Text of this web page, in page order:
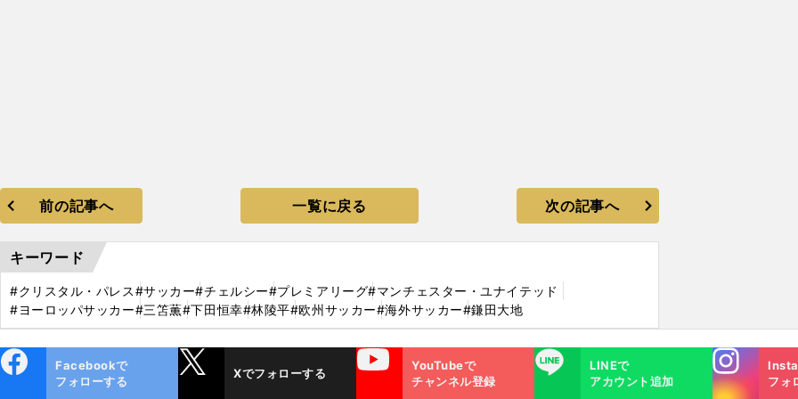
前の記事へ 一覧に戻る 次の記事へ
キーワード
#クリスタル・パレス#サッカー#チェルシー#プレミアリーグ#マンチェスター・ユナイテッド
#ヨーロッパサッカー#三笘薫#下田恒幸#林陵平#欧州サッカー#海外サッカー#鎌田大地
ok
Facebookで
フォローする
Xでフォローする
YouTube
YouTubeで
チャンネル登録
LINE
LINEで
アカウント追加
Instagra
m
フォ